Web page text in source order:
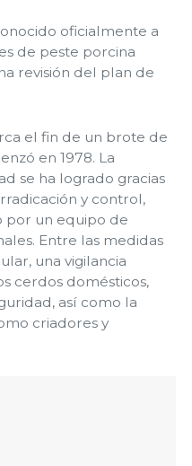
oficialmente a
de peste porcina
revisión del plan de
el fin de un brote de
en 1978. La
se ha logrado gracias
y control,
por un equipo de
Entre las medidas
una vigilancia
cerdos domésticos,
así como la
criadores y